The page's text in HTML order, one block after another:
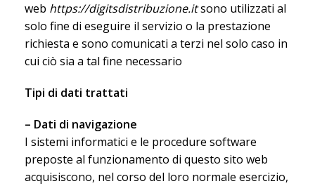
web https://digitsdistribuzione.itsono utilizzati al
solo fine di eseguire il servizio o la prestazione
richiesta e sono comunicati a terzi nel solo caso in
cui ciò sia a tal fine necessario
Tipi di dati trattati
– Dati di navigazione
I sistemi informatici e le procedure software
preposte al funzionamento di questo sito web
acquisiscono, nel corso del loro normale esercizio,